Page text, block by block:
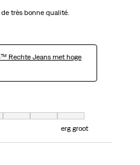
très bonne qualité.
Rechte Jeans met hoge
Heel klein en 7 gelijk is aan erg groot
erg groot